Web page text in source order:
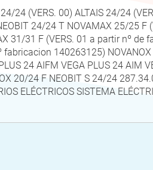
24 (VERS. 00) ALTAIS 24/24
24/24 T NOVAMAX 25/25
31/31 F (VERS. 01 a partir nº
fabricacion 140263125)
24 AIFM VEGA PLUS 24 AIM
20/24 F NEOBIT S 24/24
ELÉCTRICOS SISTEMA